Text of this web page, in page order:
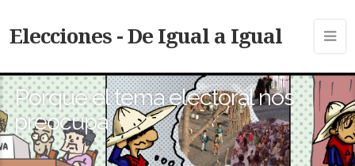
Elecciones - De Igual a Igual
Porque el tema electoral nos
preocupa